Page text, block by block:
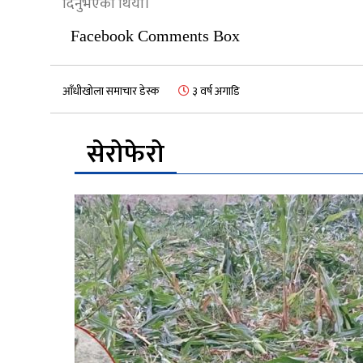
Facebook Comments Box
आँधीखोला समाचार डेस्क ३ वर्ष अगाडि
सेरोफेरो